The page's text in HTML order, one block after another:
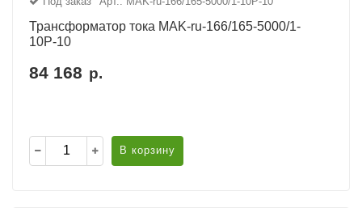
Трансформатор тока MAK-ru-166/165-5000/1-
10Р-10
84 168 р.
В корзину